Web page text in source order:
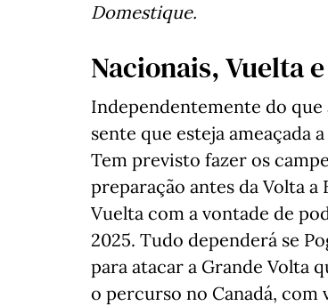
Domestique.
Nacionais, Vuelta
Independentemente do que
sente que esteja ameaçada
Tem previsto fazer os
preparação antes da Volta a
Vuelta com a vontade de
2025. Tudo dependerá se
para atacar a Grande Volta
o percurso no Canadá, com